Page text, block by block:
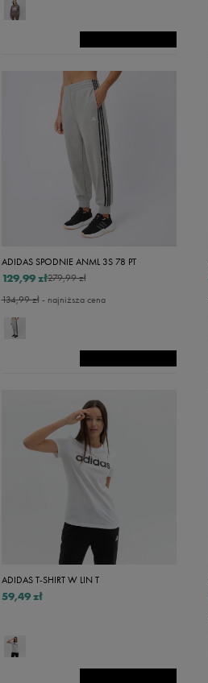
ADIDAS SPODNIE ANML 3S 78 PT
279,99 zł
129,99 zł
134,99 zł- najniższa cena
ADIDAS T-SHIRT W LIN T
59,49 zł